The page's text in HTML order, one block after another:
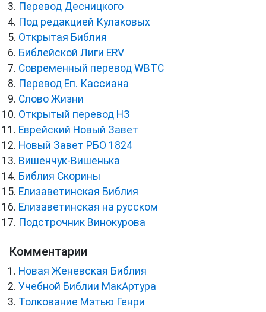
Перевод Десницкого
Под редакцией Кулаковых
Открытая Библия
Библейской Лиги ERV
Cовременный перевод WBTC
Перевод Еп. Кассиана
Слово Жизни
Открытый перевод НЗ
Еврейский Новый Завет
Новый Завет РБО 1824
Вишенчук-Вишенька
Библия Скорины
Елизаветинская Библия
Елизаветинская на русском
Подстрочник Винокурова
Комментарии
Новая Женевская Библия
Учебной Библии МакАртура
Толкование Мэтью Генри